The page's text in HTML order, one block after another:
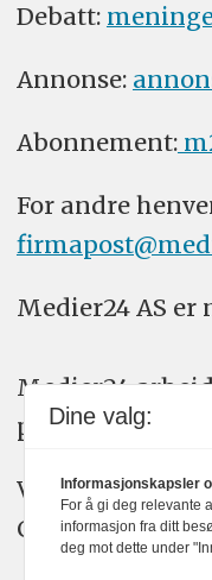
Debatt:
Annonse:
Abonnement:
For andre
Medier24 AS er
Medier24
plakatens
Vi bruker KI-
Claude, og
Dine valg:
Informasjonskapsler
For å gi deg relevante
informasjon fra ditt
deg mot dette under